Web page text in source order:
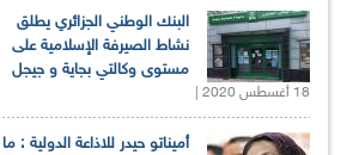
البنك الوطني الجزائري يطلق
نشاط الصيرفة الإسلامية على
مستوى وكالتي بجاية و جيجل
18 أغسطس 2020 |
أميناتو حيدر للاذاعة الدولية : ما